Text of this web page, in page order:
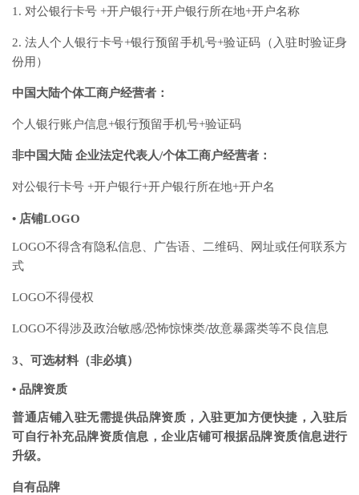
1. 对公银行卡号 +开户银行+开户银行所在地+开户名称
2. 法人个人银行卡号+银行预留手机号+验证码（入驻时验证身
份用）
中国大陆个体工商户经营者：
个人银行账户信息+银行预留手机号+验证码
非中国大陆 企业法定代表人/个体工商户经营者：
对公银行卡号 +开户银行+开户银行所在地+开户名
• 店铺LOGO
LOGO不得含有隐私信息、广告语、二维码、网址或任何联系方
式
LOGO不得侵权
LOGO不得涉及政治敏感/恐怖惊悚类/故意暴露类等不良信息
3、可选材料（非必填）
• 品牌资质
普通店铺入驻无需提供品牌资质，入驻更加方便快捷，入驻后
可自行补充品牌资质信息 ，企业店铺可根据品牌资质信息进行
升级。
自有品牌